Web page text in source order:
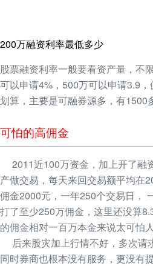
200万融资利率最低多少
股票融资利率一般要看资产量，不
可以申请4%，500万可以申请3.9
划算，主要是可融券源多，有1500
可怕的高佣金
2011近100万资金，加上开了融
产做交易，每天来回交易额平均在
佣金2000元，一年250个交易日，
打了至少250万佣金，这里还没算
的佣金相对一百万本金来说太可怕
后来股灾加上行情不好，多次请
同时券商也根本没有服务，更没有